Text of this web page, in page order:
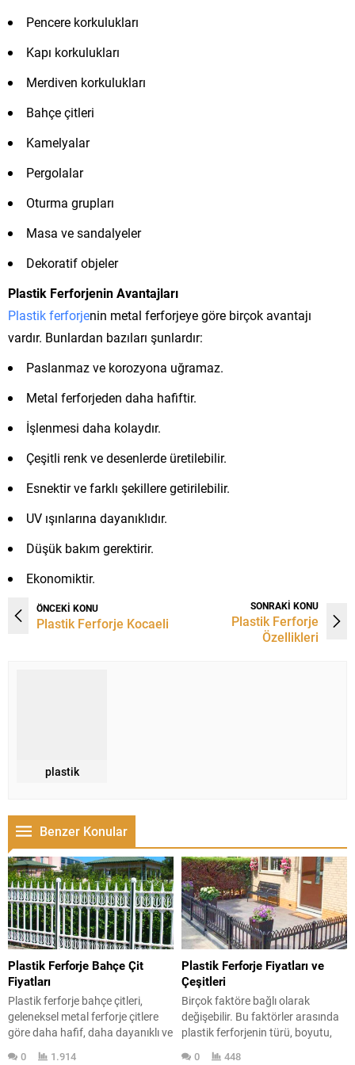
Pencere korkulukları
Kapı korkulukları
Merdiven korkulukları
Bahçe çitleri
Kamelyalar
Pergolalar
Oturma grupları
Masa ve sandalyeler
Dekoratif objeler
Plastik Ferforjenin Avantajları
Plastik ferforjenin metal ferforjeye göre birçok avantajı
vardır. Bunlardan bazıları şunlardır:
Paslanmaz ve korozyona uğramaz.
Metal ferforjeden daha hafiftir.
İşlenmesi daha kolaydır.
Çeşitli renk ve desenlerde üretilebilir.
Esnektir ve farklı şekillere getirilebilir.
UV ışınlarına dayanıklıdır.
Düşük bakım gerektirir.
Ekonomiktir.
ÖNCEKİ KONU
Plastik Ferforje Kocaeli
SONRAKİ KONU
Plastik Ferforje
Özellikleri
plastik
Benzer Konular
Plastik Ferforje Bahçe Çit
Fiyatları
Plastik ferforje bahçe çitleri,
geleneksel metal ferforje çitlere
göre daha hafif, daha dayanıklı ve
0 1.914
Plastik Ferforje Fiyatları ve
Çeşitleri
Birçok faktöre bağlı olarak
değişebilir. Bu faktörler arasında
plastik ferforjenin türü, boyutu,
0 448